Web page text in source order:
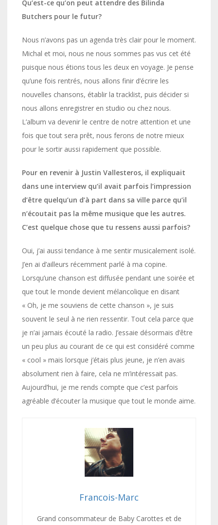
Qu’est-ce qu’on peut attendre des Bilinda
Butchers pour le futur?
Nous n’avons pas un agenda très clair pour le moment.
Michal et moi, nous ne nous sommes pas vus cet été
puisque nous étions tous les deux en voyage. Je pense
qu’une fois rentrés, nous allons finir d’écrire les
nouvelles chansons, établir la tracklist, puis décider si
nous allons enregistrer en studio ou chez nous.
L’album va devenir le centre de notre attention et une
fois que tout sera prêt, nous ferons de notre mieux
pour le sortir aussi rapidement que possible.
Pour en revenir à Justin Vallesteros, il expliquait
dans une interview qu’il avait parfois l’impression
d’être quelqu’un d’à part dans sa ville parce qu’il
n’écoutait pas la même musique que les autres.
C’est quelque chose que tu ressens aussi parfois?
Oui, j’ai aussi tendance à me sentir musicalement isolé.
J’en ai d’ailleurs récemment parlé à ma copine.
Lorsqu’une chanson est diffusée pendant une soirée et
que tout le monde devient mélancolique en disant
« Oh, je me souviens de cette chanson », je suis
souvent le seul à ne rien ressentir. Tout cela parce que
je n’ai jamais écouté la radio. J’essaie désormais d’être
un peu plus au courant de ce qui est considéré comme
« cool » mais lorsque j’étais plus jeune, je n’en avais
absolument rien à faire, cela ne m’intéressait pas.
Aujourd’hui, je me rends compte que c’est parfois
agréable d’écouter la musique que tout le monde aime.
Francois-Marc
Grand consommateur de Baby Carottes et de